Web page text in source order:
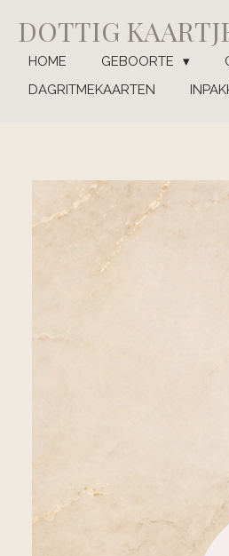
direct
naar
hoofdinhoud
DOTTIG
HOME GEBOORTE
DAGRITMEKAARTEN